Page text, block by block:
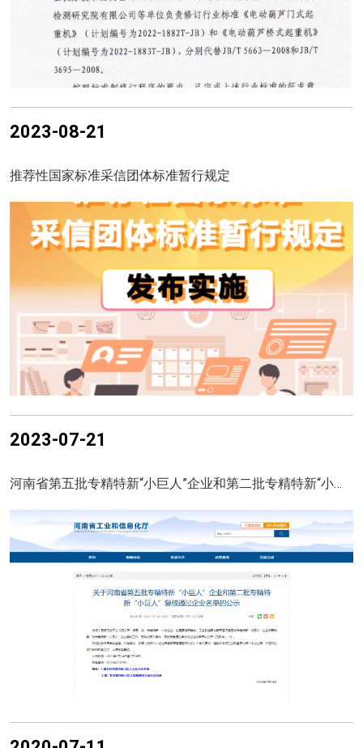
2023-08-21
推荐性国家标准采信团体标准暂行规定
2023-07-21
河南省第五批专精特新“小巨人”企业和第二批专精特新“小巨人”复核通过企业名单的公示